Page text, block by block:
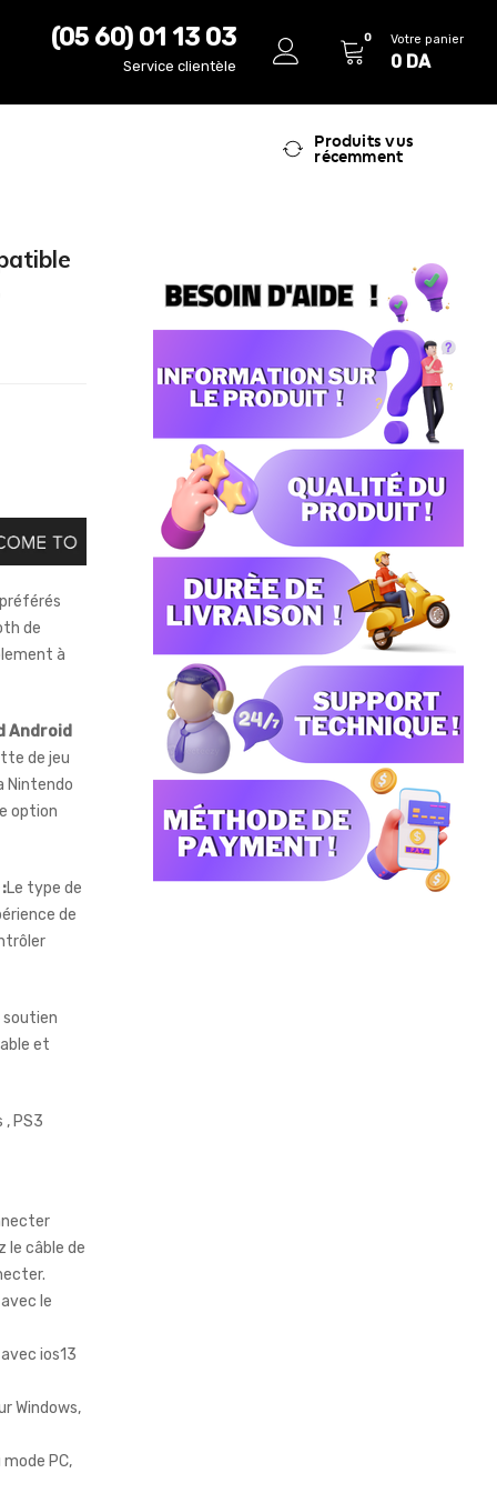
(05 60) 01 13 03
Service clientèle
0 Votre panier
0 DA
Produits vus
récemment
de
à
Android
de jeu
Nintendo
option
Le type de
de
soutien
et
, PS3
le câble de
le
ios13
Windows,
PC,